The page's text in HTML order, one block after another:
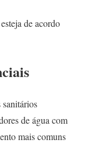
de acordo
sanitários
de água com
mais comuns